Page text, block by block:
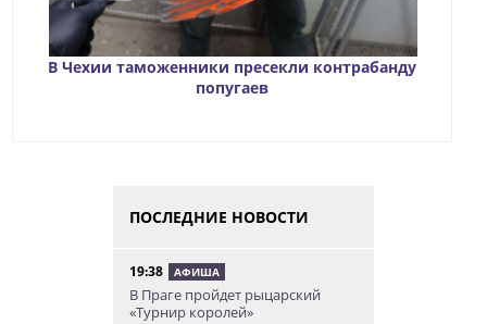
В Чехии таможенники пресекли контрабанду
попугаев
ПОСЛЕДНИЕ НОВОСТИ
19:38 АФИША
В Праге пройдет рыцарский
«Турнир королей»